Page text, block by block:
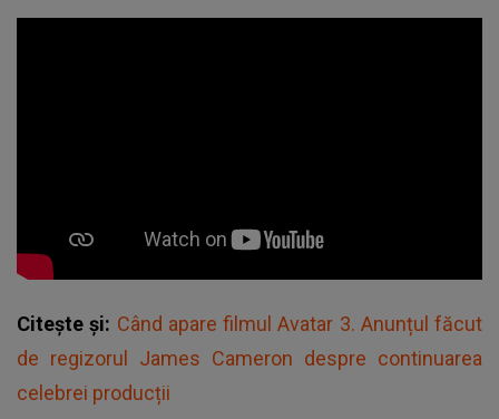
Citește și: Când apare filmul Avatar 3. Anunțul făcut
de regizorul James Cameron despre continuarea
celebrei producții